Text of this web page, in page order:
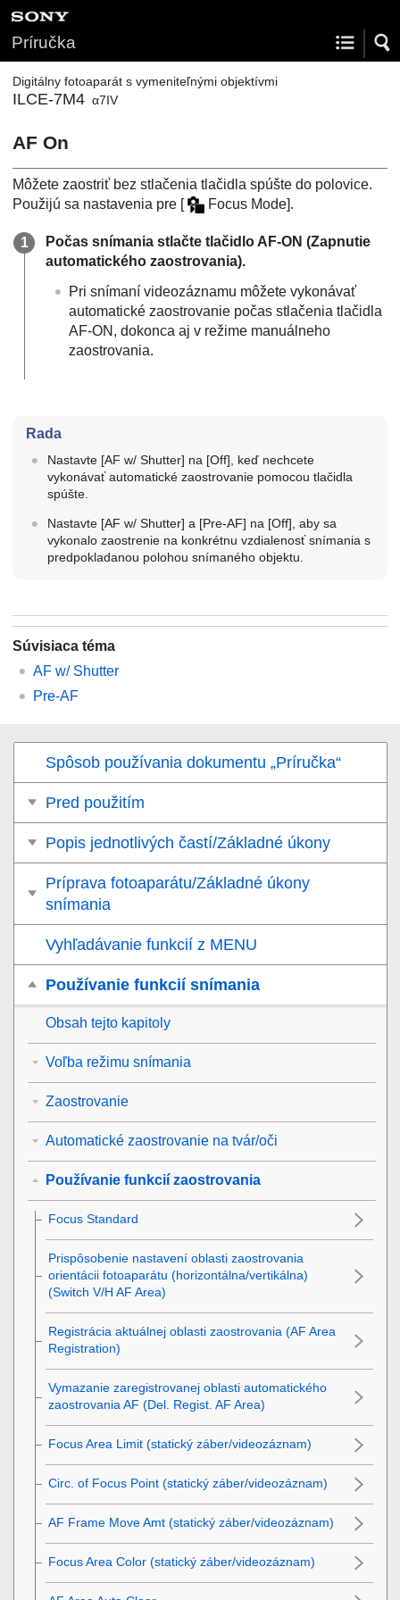
Príručka
Digitálny fotoaparát s vymeniteľnými objektívmi
ILCE-7M4 α7IV
AF On
Môžete zaostriť bez stlačenia tlačidla spúšte do polovice.
Použijú sa nastavenia pre [ Focus Mode].
Počas snímania stlačte tlačidlo AF-ON (Zapnutie
automatického zaostrovania).
Pri snímaní videozáznamu môžete vykonávať
automatické zaostrovanie počas stlačenia tlačidla
AF-ON, dokonca aj v režime manuálneho
zaostrovania.
Rada
Nastavte [AF w/ Shutter] na [Off] , keď nechcete
vykonávať automatické zaostrovanie pomocou tlačidla
spúšte.
Nastavte [AF w/ Shutter] a [Pre-AF] na [Off] , aby sa
vykonalo zaostrenie na konkrétnu vzdialenosť snímania s
predpokladanou polohou snímaného objektu.
Súvisiaca téma
AF w/ Shutter
Pre-AF
Spôsob používania dokumentu „Príručka“
Pred použitím
Popis jednotlivých častí/Základné úkony
Príprava fotoaparátu/Základné úkony
snímania
Vyhľadávanie funkcií z MENU
Používanie funkcií snímania
Obsah tejto kapitoly
Voľba režimu snímania
Zaostrovanie
Automatické zaostrovanie na tvár/oči
Používanie funkcií zaostrovania
Focus Standard
Prispôsobenie nastavení oblasti zaostrovania
orientácii fotoaparátu (horizontálna/vertikálna)
(Switch V/H AF Area)
Registrácia aktuálnej oblasti zaostrovania (AF Area
Registration)
Vymazanie zaregistrovanej oblasti automatického
zaostrovania AF (Del. Regist. AF Area)
Focus Area Limit (statický záber/videozáznam)
Circ. of Focus Point (statický záber/videozáznam)
AF Frame Move Amt (statický záber/videozáznam)
Focus Area Color (statický záber/videozáznam)